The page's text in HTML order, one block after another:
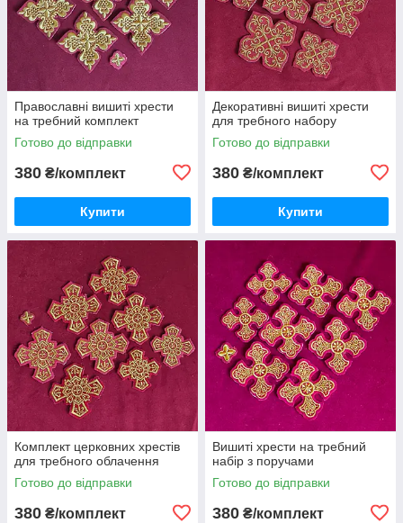
Православні вишиті хрести
на требний комплект
Готово до відправки
380 ₴/комплект
Купити
Декоративні вишиті хрести
для требного набору
Готово до відправки
380 ₴/комплект
Купити
Комплект церковних хрестів
для требного облачення
Готово до відправки
380 ₴/комплект
Вишиті хрести на требний
набір з поручами
Готово до відправки
380 ₴/комплект